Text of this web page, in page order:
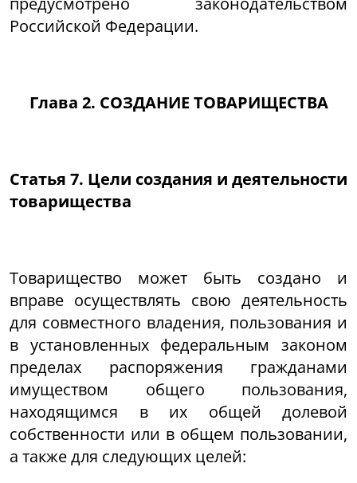
Российской Федерации.
Глава 2. СОЗДАНИЕ ТОВАРИЩЕСТВА
Статья 7. Цели создания и деятельности
товарищества
Товарищество может быть создано и
вправе осуществлять свою деятельность
для совместного владения, пользования и
в установленных федеральным законом
пределах распоряжения гражданами
имуществом общего пользования,
находящимся в их общей долевой
собственности или в общем пользовании,
а также для следующих целей: